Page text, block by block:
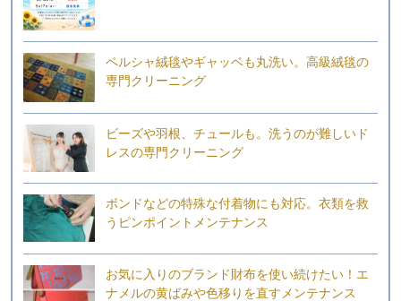
ペルシャ絨毯やギャッベも丸洗い。高級絨毯の
専門クリーニング
ビーズや羽根、チュールも。洗うのが難しいド
レスの専門クリーニング
ボンドなどの特殊な付着物にも対応。衣類を救
うピンポイントメンテナンス
お気に入りのブランド財布を使い続けたい！エ
ナメルの黄ばみや色移りを直すメンテナンス